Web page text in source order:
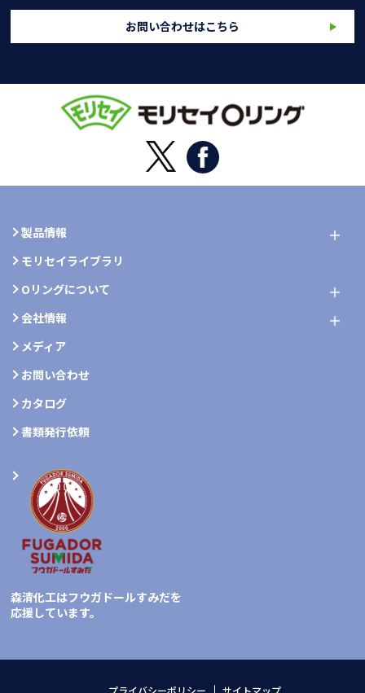
お問い合わせはこちら
製品情報
モリセイライブラリ
Oリングについて
会社情報
メディア
お問い合わせ
カタログ
書類発行依頼
森清化工はフウガドールすみだを
応援しています。
プライバシーポリシー サイトマップ